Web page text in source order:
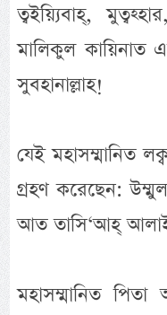
ত্বইয়্যিবাহ্,
মালিকুল কায়িনাত
সুবহানাল্লাহ!
যেই মহাসম্মানিত
গ্রহণ করেছেন:
আত তাসি‘আহ্
মহাসম্মানিত পিতা